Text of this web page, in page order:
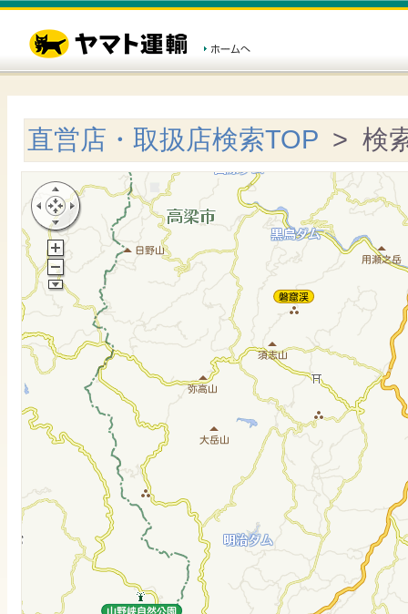
直営店・取扱店検索TOP > 検